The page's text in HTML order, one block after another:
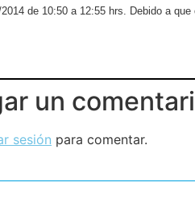
de 10:50 a 12:55 hrs. Debido a
un
sesión para comentar.